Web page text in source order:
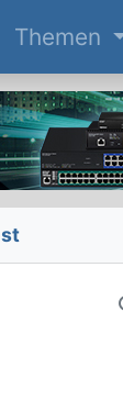
Themen